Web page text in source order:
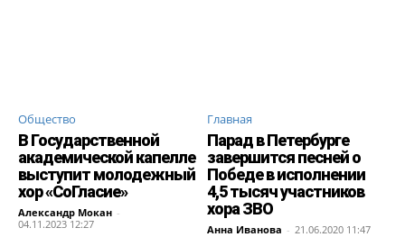
Общество
В Государственной
академической капелле
выступит молодежный
хор «СоГласие»
Александр Мокан -
04.11.2023 12:27
Главная
Парад в Петербурге
завершится песней о
Победе в исполнении
4,5 тысяч участников
хора ЗВО
Анна Иванова - 21.06.2020 11:47